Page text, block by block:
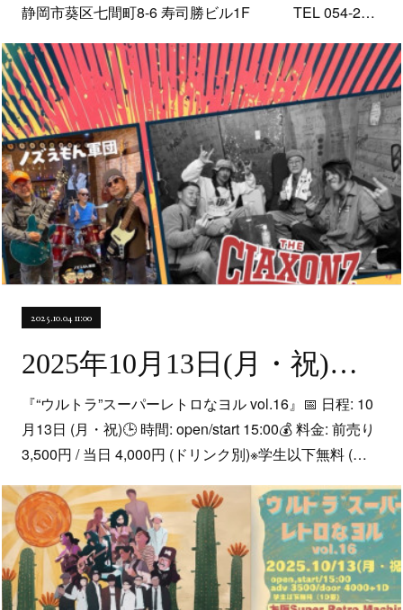
静岡市葵区七間町8-6 寿司勝ビル1F TEL 054-2…
2025.10.04 11:00
2025年10月13日(月・祝)「“ウルトラ”スーパーレトロなヨルvol.16」＠北堀江・Super Retro Machine
『“ウルトラ”スーパーレトロなヨル vol.16』📅 日程: 10
月13日 (月・祝)🕒 時間: open/start 15:00💰 料金: 前売り
3,500円 / 当日 4,000円 (ドリンク別)※学生以下無料 (…